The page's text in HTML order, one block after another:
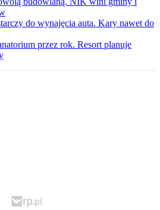
do wynajęcia auta. Kary nawet do
przez rok. Resort planuje